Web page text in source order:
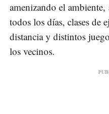
amenizando el
todos los días, clases de
distancia y distintos
los vecinos.